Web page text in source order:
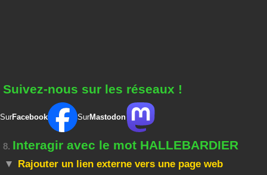
Suivez-nous sur les réseaux !
SurFacebook SurMastodon
8. Interagir avec le mot HALLEBARDIER
Rajouter un lien externe vers une page web